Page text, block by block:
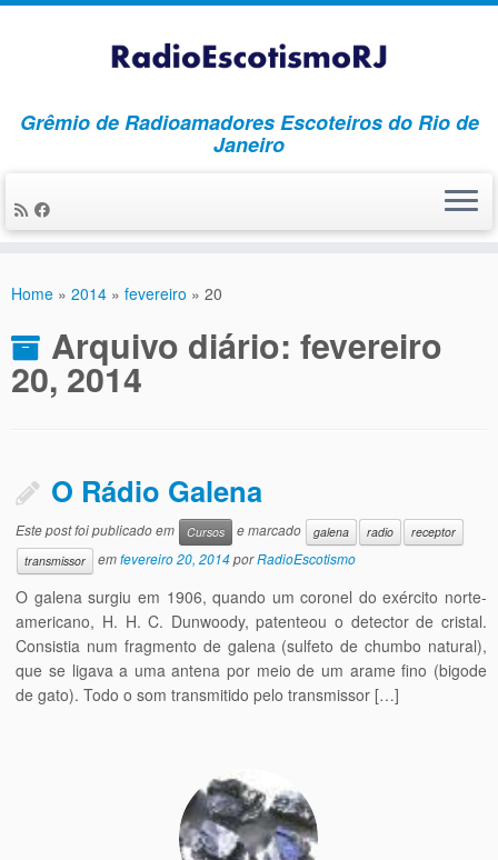
to
Grêmio de Radioamadores Escoteiros do Rio de
Janeiro
Home » 2014 » fevereiro » 20
Arquivo diário: fevereiro
20, 2014
O Rádio Galena
Este post foi publicado em Cursos e marcado galena radio
receptor
transmissor
emfevereiro 20, 2014porRadioEscotismo
O galena surgiu em 1906, quando um coronel do exército norte-
americano, H. H. C. Dunwoody, patenteou o detector de cristal.
Consistia num fragmento de galena (sulfeto de chumbo natural),
que se ligava a uma antena por meio de um arame fino (bigode
de gato). Todo o som transmitido pelo transmissor […]